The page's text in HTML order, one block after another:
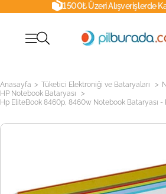
1500₺ Üzeri Alışverişlerde
Anasayfa > Tüketici Elektroniği ve Bataryaları >
HP Notebook Bataryası >
Hp EliteBook 8460p, 8460w Notebook Bataryası -